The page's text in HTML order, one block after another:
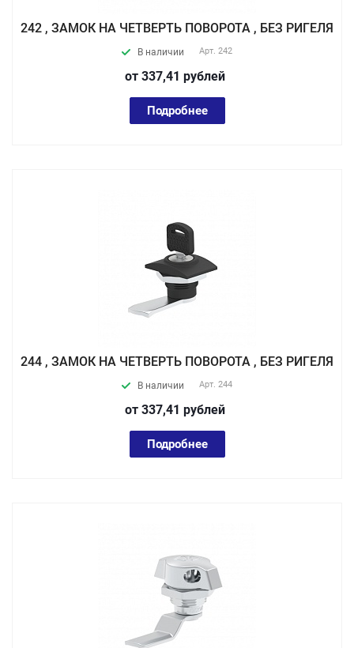
242 , ЗАМОК НА ЧЕТВЕРТЬ ПОВОРОТА , БЕЗ РИГЕЛЯ
В наличии Арт. 242
от 337,41 рублей
Подробнее
244 , ЗАМОК НА ЧЕТВЕРТЬ ПОВОРОТА , БЕЗ РИГЕЛЯ
В наличии Арт. 244
от 337,41 рублей
Подробнее